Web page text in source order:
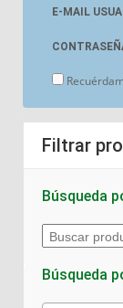
E-MAIL
Filtrar
Búsqueda
Buscar
por:
Búsqueda